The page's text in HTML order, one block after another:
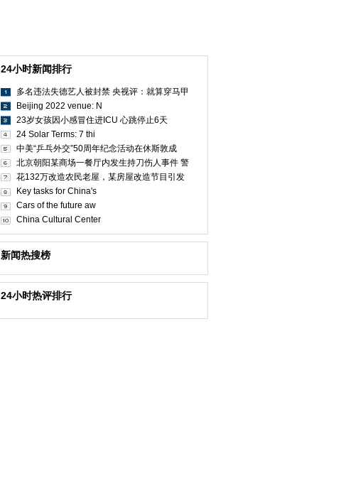
24小时新闻排行
多名违法失德艺人被封禁 央视评：就算穿马甲
Beijing 2022 venue: N
23岁女孩因小感冒住进ICU 心跳停止6天
24 Solar Terms: 7 thi
中美“乒乓外交”50周年纪念活动在休斯敦成
北京朝阳某商场一餐厅内发生持刀伤人事件 警
花132万改造农民老屋，某房屋改造节目引发
Key tasks for China's
Cars of the future aw
China Cultural Center
新闻热搜榜
24小时热评排行